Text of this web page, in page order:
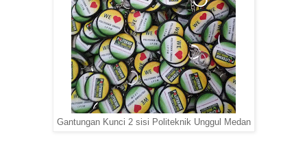
Gantungan Kunci 2 sisi Politeknik Unggul Medan